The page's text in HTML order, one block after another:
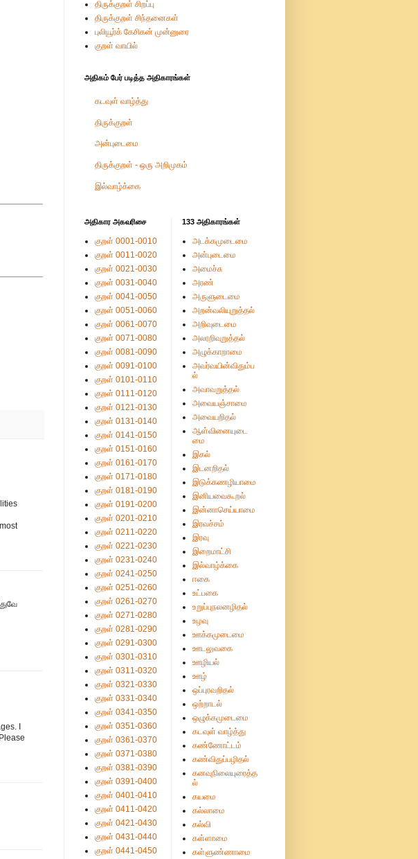
I
திருக்குறள் சிறப்பு
திருக்குறள் சிந்தனைகள்
புலியூர்க் கேசிகன் முன்னுரை
குறள் வாயில்
அதிகம் பேர் படித்த அதிகாரங்கள்
கடவுள் வாழ்த்து
திருக்குறள்
அன்புடைமை
திருக்குறள் - ஒரு அறிமுகம்
இல்வாழ்க்கை
அதிகார அகவரிசை
குறள் 0001-0010
குறள் 0011-0020
குறள் 0021-0030
குறள் 0031-0040
குறள் 0041-0050
குறள் 0051-0060
குறள் 0061-0070
குறள் 0071-0080
குறள் 0081-0090
குறள் 0091-0100
குறள் 0101-0110
குறள் 0111-0120
குறள் 0121-0130
குறள் 0131-0140
குறள் 0141-0150
குறள் 0151-0160
குறள் 0161-0170
குறள் 0171-0180
குறள் 0181-0190
குறள் 0191-0200
குறள் 0201-0210
குறள் 0211-0220
குறள் 0221-0230
குறள் 0231-0240
குறள் 0241-0250
குறள் 0251-0260
குறள் 0261-0270
குறள் 0271-0280
குறள் 0281-0290
குறள் 0291-0300
குறள் 0301-0310
குறள் 0311-0320
குறள் 0321-0330
குறள் 0331-0340
குறள் 0341-0350
குறள் 0351-0360
குறள் 0361-0370
குறள் 0371-0380
குறள் 0381-0390
குறள் 0391-0400
குறள் 0401-0410
குறள் 0411-0420
குறள் 0421-0430
குறள் 0431-0440
குறள் 0441-0450
133 அதிகாரங்கள்
அடக்கமுடைமை
அன்புடைமை
அமைச்சு
அரண்
அருளுடைமை
அறன்வலியுறுத்தல்
அறிவுடைமை
அலரறிவுறுத்தல்
அழுக்காறாமை
அவர்வயின்விதும்ப
ல்
அவாவறுத்தல்
அவையஞ்சாமை
அவையறிதல்
ஆள்வினையுடை
மை
இகல்
இடனறிதல்
இடுக்கணழியாமை
இனியவைகூறல்
இன்னாசெய்யாமை
இரவச்சம்
இரவு
இறைமாட்சி
இல்வாழ்க்கை
ஈகை
உட்பகை
உறுப்புநலனழிதல்
உழவு
ஊக்கமுடைமை
ஊடலுவகை
ஊழியல்
ஊழ்
ஒப்புரவறிதல்
ஒற்றாடல்
ஒழுக்கமுடைமை
கடவுள் வாழ்த்து
கண்ணோட்டம்
கண்விதுப்பழிதல்
கனவுநிலையுரைத்த
ல்
கயமை
கல்லாமை
கல்வி
கள்ளாமை
கள்ளுண்ணாமை